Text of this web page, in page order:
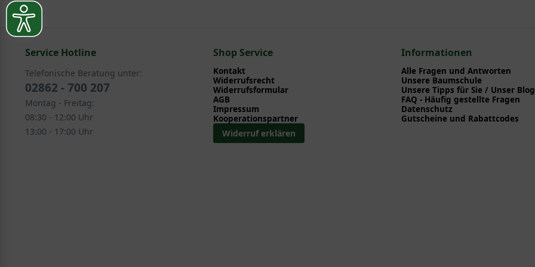
Ziergehölze > Frühjahrsblüher > Magnolie - Magnolia
Ziergehölze > Sommerblüher > Magnolie - Magnolia
Service Hotline
Telefonische Beratung unter:
02862 - 700 207
Montag - Freitag:
08:30 - 12:00 Uhr
13:00 - 17:00 Uhr
Shop Service
Kontakt
Widerrufsrecht
Widerrufsformular
AGB
Impressum
Kooperationspartner
Widerruf erklären
Informationen
Alle Fragen und Antworten
Unsere Baumschule
Unsere Tipps für Sie / Unser Blog
FAQ - Häufig gestellte Fragen
Datenschutz
Gutscheine und Rabattcodes